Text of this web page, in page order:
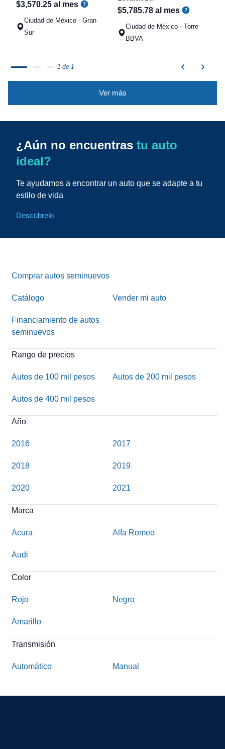
$3,570.25 al mes
Ciudad de México - Gran
Sur
$5,785.78 al mes
Ciudad de México - Torre
BBVA
1 de 1
Ver más
¿Aún no encuentras tu auto
ideal?
Te ayudamos a encontrar un auto que se adapte a tu
estilo de vida
Descúbrelo
Comprar autos seminuevos
Catálogo Vender mi auto
Financiamiento de autos
seminuevos
Rango de precios
Autos de 100 mil pesos Autos de 200 mil pesos
Autos de 400 mil pesos
Año
2016 2017
2018 2019
2020 2021
Marca
Acura Alfa Romeo
Audi
Color
Rojo Negro
Amarillo
Transmisión
Automático Manual